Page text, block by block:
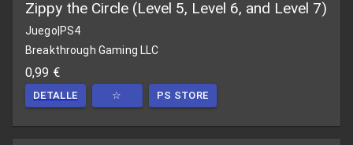
Zippy the Circle (Level 5, Level 6, and Level 7)
Juego PS4
Breakthrough Gaming LLC
0,99 €
DETALLE ☆ PS STORE